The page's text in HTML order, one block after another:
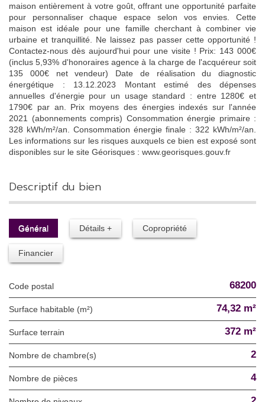
maison entièrement à votre goût, offrant une opportunité parfaite
pour personnaliser chaque espace selon vos envies. Cette
maison est idéale pour une famille cherchant à combiner vie
urbaine et tranquillité. Ne laissez pas passer cette opportunité !
Contactez-nous dès aujourd'hui pour une visite ! Prix: 143 000€
(inclus 5,93% d'honoraires agence à la charge de l'acquéreur soit
135 000€ net vendeur) Date de réalisation du diagnostic
énergétique : 13.12.2023 Montant estimé des dépenses
annuelles d'énergie pour un usage standard : entre 1280€ et
1790€ par an. Prix moyens des énergies indexés sur l'année
2021 (abonnements compris) Consommation énergie primaire :
328 kWh/m²/an. Consommation énergie finale : 322 kWh/m²/an.
Les informations sur les risques auxquels ce bien est exposé sont
disponibles sur le site Géorisques : www.georisques.gouv.fr
descriptif du bien
Général Détails + Copropriété
Financier
Code postal 68200
Surface habitable (m²) 74,32 m²
surface terrain 372 m²
Nombre de chambre(s) 2
Nombre de pièces 4